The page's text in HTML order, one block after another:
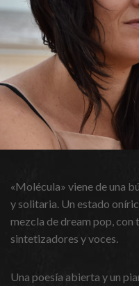
«Molécula» viene de una
y solitaria. Un estado
mezcla de dream pop, con
sintetizadores y voces.
Una poesía abierta y un